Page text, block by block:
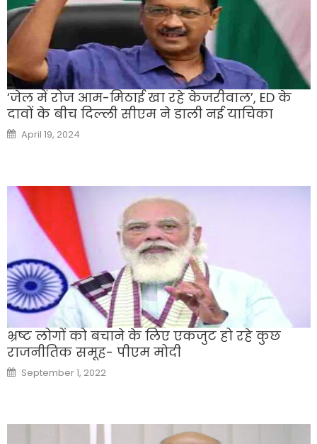
‘जेल में रोज आम-मिठाई खा रहे केजरीवाल’, ED के
दावों के बीच दिल्ली सीएम ने डाली नई याचिका
Posted
on
April 19, 2024
भ्रष्ट लोगों को बचाने के लिए एकजुट हो रहे कुछ
राजनीतिक समूह- पीएम मोदी
Posted
on
September 1, 2022